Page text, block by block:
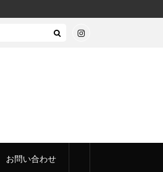
お問い合わせ